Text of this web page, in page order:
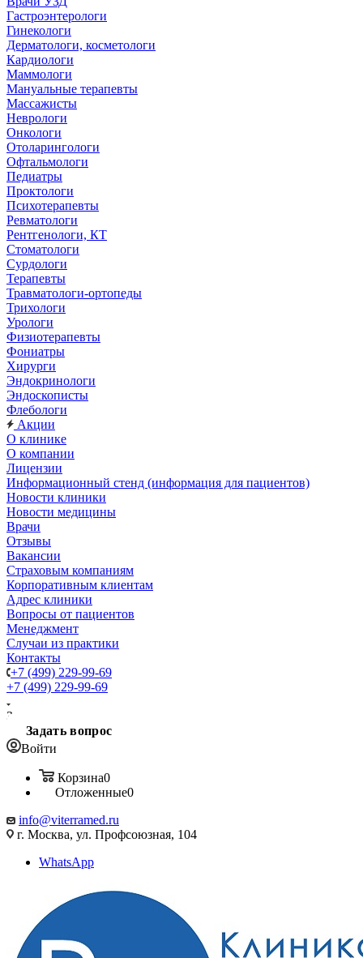
Гастроэнтерологи
Гинекологи
Дерматологи, косметологи
Кардиологи
Маммологи
Мануальные терапевты
Массажисты
Неврологи
Онкологи
Отоларингологи
Офтальмологи
Педиатры
Проктологи
Психотерапевты
Ревматологи
Рентгенологи, КТ
Стоматологи
Сурдологи
Терапевты
Травматологи-ортопеды
Трихологи
Урологи
Физиотерапевты
Фониатры
Хирурги
Эндокринологи
Эндоскописты
Флебологи
Акции
О клинике
О компании
Лицензии
Информационный стенд (информация для пациентов)
Новости клиники
Новости медицины
Врачи
Отзывы
Вакансии
Страховым компаниям
Корпоративным клиентам
Адрес клиники
Вопросы от пациентов
Менеджмент
Случаи из практики
Контакты
+7 (499) 229-99-69
+7 (499) 229-99-69
Заказать звонок
Задать вопрос
Войти
Корзина0
Отложенные0
info@viterramed.ru
г. Москва, ул. Профсоюзная, 104
WhatsApp